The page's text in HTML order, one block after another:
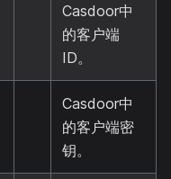
Casdoor中
的客户端
ID。
Casdoor中
的客户端密
钥。